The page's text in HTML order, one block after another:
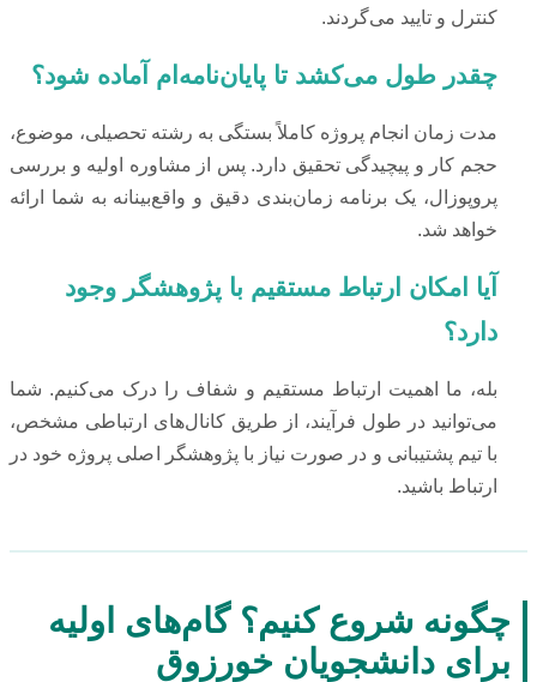
کنترل و تایید می‌گردند.
چقدر طول می‌کشد تا پایان‌نامه‌ام آماده شود؟
مدت زمان انجام پروژه کاملاً بستگی به رشته تحصیلی، موضوع،
حجم کار و پیچیدگی تحقیق دارد. پس از مشاوره اولیه و بررسی
پروپوزال، یک برنامه زمان‌بندی دقیق و واقع‌بینانه به شما ارائه
خواهد شد.
آیا امکان ارتباط مستقیم با پژوهشگر وجود
دارد؟
بله، ما اهمیت ارتباط مستقیم و شفاف را درک می‌کنیم. شما
می‌توانید در طول فرآیند، از طریق کانال‌های ارتباطی مشخص،
با تیم پشتیبانی و در صورت نیاز با پژوهشگر اصلی پروژه خود در
ارتباط باشید.
چگونه شروع کنیم؟ گام‌های اولیه
برای دانشجویان خورزوق